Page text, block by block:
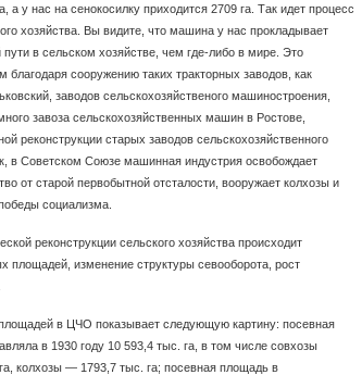
а у нас на сенокосилку приходится 2709 га. Так идет процесс
хозяйства. Вы видите, что машина у нас прокладывает
в сельском хозяйстве, чем где-либо в мире. Это
благодаря сооружению таких тракторных заводов, как
заводов сельскохозяйственого машиностроения,
завоза сельскохозяйственных машин в Ростове,
реконструкции старых заводов сельскохозяйственного
в Советском Союзе машинная индустрия освобождает
от старой первобытной отсталости, вооружает колхозы и
социализма.
реконструкции сельского хозяйства происходит
площадей, изменение структуры севооборота, рост
в ЦЧО показывает следующую картину: посевная
в 1930 году 10 593,4 тыс. га, в том числе совхозы
колхозы — 1793,7 тыс. га; посевная площадь в